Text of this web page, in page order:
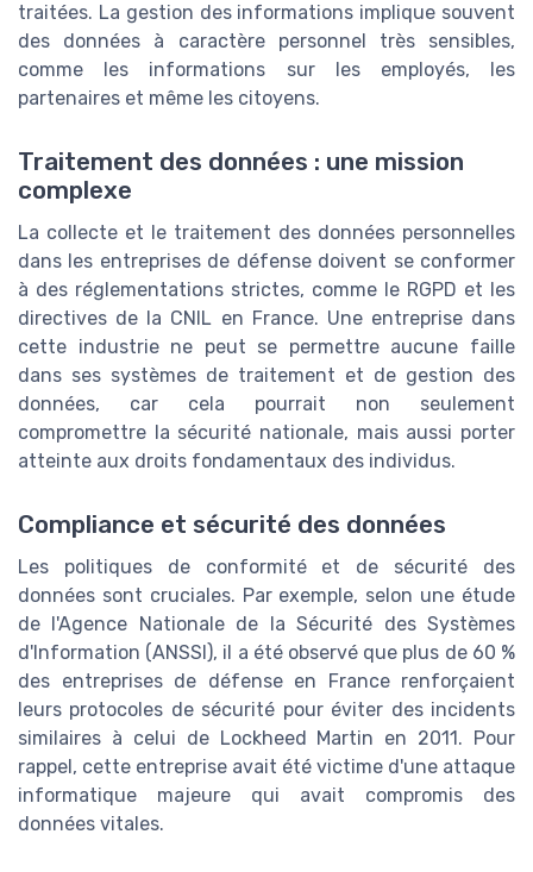
traitées. La gestion des informations implique souvent
des données à caractère personnel très sensibles,
comme les informations sur les employés, les
partenaires et même les citoyens.
Traitement des données : une mission
complexe
La collecte et le traitement des données personnelles
dans les entreprises de défense doivent se conformer
à des réglementations strictes, comme le RGPD et les
directives de la CNIL en France. Une entreprise dans
cette industrie ne peut se permettre aucune faille
dans ses systèmes de traitement et de gestion des
données, car cela pourrait non seulement
compromettre la sécurité nationale, mais aussi porter
atteinte aux droits fondamentaux des individus.
Compliance et sécurité des données
Les politiques de conformité et de sécurité des
données sont cruciales. Par exemple, selon une étude
de l'Agence Nationale de la Sécurité des Systèmes
d'Information (ANSSI), il a été observé que plus de 60 %
des entreprises de défense en France renforçaient
leurs protocoles de sécurité pour éviter des incidents
similaires à celui de Lockheed Martin en 2011. Pour
rappel, cette entreprise avait été victime d'une attaque
informatique majeure qui avait compromis des
données vitales.